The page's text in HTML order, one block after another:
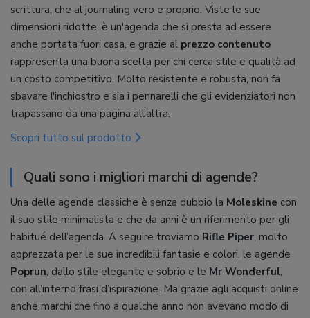
scrittura, che al journaling vero e proprio. Viste le sue
dimensioni ridotte, è un'agenda che si presta ad essere
anche portata fuori casa, e grazie al prezzo contenuto
rappresenta una buona scelta per chi cerca stile e qualità ad
un costo competitivo. Molto resistente e robusta, non fa
sbavare l'inchiostro e sia i pennarelli che gli evidenziatori non
trapassano da una pagina all'altra.
Scopri tutto sul prodotto
Quali sono i migliori marchi di agende?
Una delle agende classiche è senza dubbio la Moleskine con
il suo stile minimalista e che da anni è un riferimento per gli
habitué dell’agenda. A seguire troviamo Rifle Piper, molto
apprezzata per le sue incredibili fantasie e colori, le agende
Poprun, dallo stile elegante e sobrio e le Mr Wonderful,
con all’interno frasi d’ispirazione. Ma grazie agli acquisti online
anche marchi che fino a qualche anno non avevano modo di